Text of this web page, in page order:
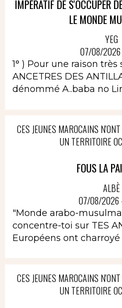
IMPÉRATIF DE S'OCCUPER
LE MONDE
YEG
07/08/2026
1° ) Pour une raison très
ANCETRES DES
dénommé A..baba no
CES JEUNES MAROCAINS
UN TERRITOIRE
FOUS LA
ALBÈ
07/08/2026
"Monde arabo-
concentre-toi sur TES
Européens ont charroyé
CES JEUNES MAROCAINS
UN TERRITOIRE